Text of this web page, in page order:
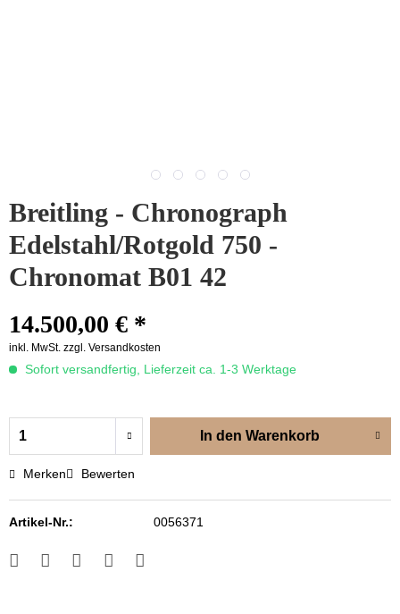
Breitling - Chronograph
Edelstahl/Rotgold 750 -
Chronomat B01 42
14.500,00 € *
inkl. MwSt. zzgl. Versandkosten
Sofort versandfertig, Lieferzeit ca. 1-3 Werktage
In den Warenkorb
Merken Bewerten
Artikel-Nr.: 0056371